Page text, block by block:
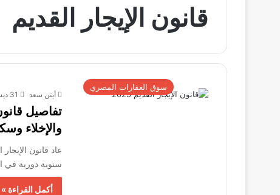
قانون الإيجار القديم
سوق العقارات المصري
أيتن سعد 31 ديسمبر، 2025
تفاصيل
والإخلاء
عاد قانون
سنوية دورية في
أكمل القراءة »